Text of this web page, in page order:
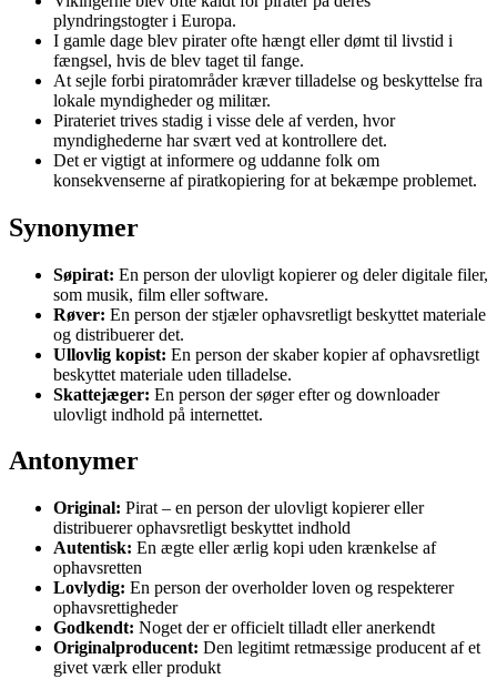
plyndringstogter i Europa.
I gamle dage blev pirater ofte hængt eller dømt til livstid i
fængsel, hvis de blev taget til fange.
At sejle forbi piratområder kræver tilladelse og beskyttelse fra
lokale myndigheder og militær.
Pirateriet trives stadig i visse dele af verden, hvor
myndighederne har svært ved at kontrollere det.
Det er vigtigt at informere og uddanne folk om
konsekvenserne af piratkopiering for at bekæmpe problemet.
Synonymer
Søpirat: En person der ulovligt kopierer og deler digitale filer,
som musik, film eller software.
Røver: En person der stjæler ophavsretligt beskyttet materiale
og distribuerer det.
Ullovlig kopist: En person der skaber kopier af ophavsretligt
beskyttet materiale uden tilladelse.
Skattejæger: En person der søger efter og downloader
ulovligt indhold på internettet.
Antonymer
Original: Pirat – en person der ulovligt kopierer eller
distribuerer ophavsretligt beskyttet indhold
Autentisk: En ægte eller ærlig kopi uden krænkelse af
ophavsretten
Lovlydig: En person der overholder loven og respekterer
ophavsrettigheder
Godkendt: Noget der er officielt tilladt eller anerkendt
Originalproducent: Den legitimt retmæssige producent af et
givet værk eller produkt